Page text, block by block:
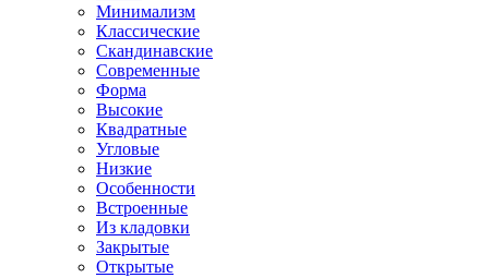
Минимализм
Классические
Скандинавские
Современные
Форма
Высокие
Квадратные
Угловые
Низкие
Особенности
Встроенные
Из кладовки
Закрытые
Открытые